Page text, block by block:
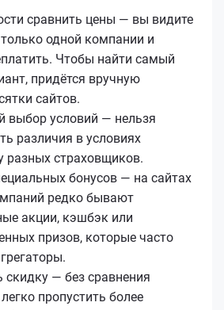
сравнить цены — вы видите
одной компании и
Чтобы найти самый
придётся вручную
сайтов.
выбор условий — нельзя
различия в условиях
разных страховщиков.
бонусов — на сайтах
редко бывают
акции, кэшбэк или
призов, которые часто
скидку — без сравнения
пропустить более